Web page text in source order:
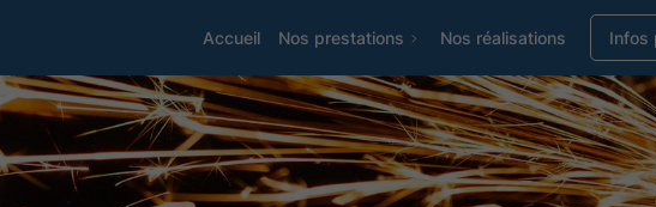
Accueil Nos prestations Nos réalisations Infos